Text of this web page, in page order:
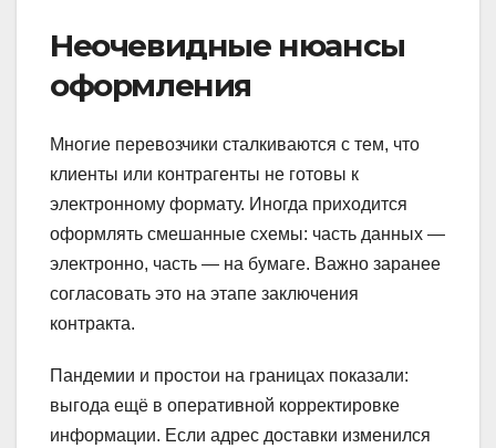
Неочевидные нюансы
оформления
Многие перевозчики сталкиваются с тем, что
клиенты или контрагенты не готовы к
электронному формату. Иногда приходится
оформлять смешанные схемы: часть данных —
электронно, часть — на бумаге. Важно заранее
согласовать это на этапе заключения
контракта.
Пандемии и простои на границах показали:
выгода ещё в оперативной корректировке
информации. Если адрес доставки изменился